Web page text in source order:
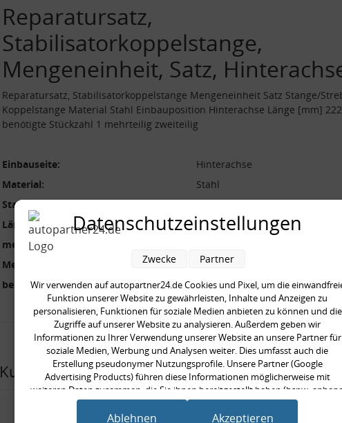
Reparatursatz,
Stabilisatorkoppelstange,
Mengeneinheit, Satz,
Reparatursatz, Stabilisatorkoppelstange Mengeneinheit Satz Stange/
Koppelstange Material Stahl Einbauposition Hinterachse Länge [mm]
benötigte Stückzahl 1 mehrteilig zweiteilig
Einbauseite:
Hinterachse
Material:
Stahl
Stange/Strebe:
Koppelstange
Länge [mm]:
222 mm
mehrteilig:
Mengeneinheit:
Satz
benötigte Stückzahl:
1
Kunden kauften auch
Datenschutzeinstellungen
Wir verwenden auf autopartner24.de Cookies und Pixel, um die
Funktion unserer Website zu gewährleisten, Inhalte und Anzeigen zu
personalisieren, Funktionen für soziale Medien anbieten zu können und die
Zugriffe auf unserer Website zu analysieren. Außerdem geben wir
Informationen zu Ihrer Verwendung unserer Website an unsere Partner für
soziale Medien, Werbung und Analysen weiter. Dies umfasst auch die
Erstellung pseudonymer Nutzungsprofile. Unsere Partner (Google
Advertising Products) führen diese Informationen möglicherweise mit
weiteren Daten zusammen, die Sie ihnen bereitgestellt haben (bspw.
eines persönlichen Accounts) oder welche sie im Rahmen Ihrer Nutzung der
Dienste gesammelt haben (bspw. Nutzungsdaten anderer Geräte). Ihre
Zwecke Partner
Ablehnen Akzeptieren